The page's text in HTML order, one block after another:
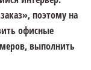
поэтому на
офисные
выполнить